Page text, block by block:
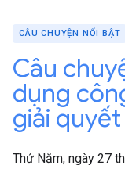
CÂU CHUYỆN NỔI BẬT
Câu
dụng
giải
Thứ Năm, ngày 27